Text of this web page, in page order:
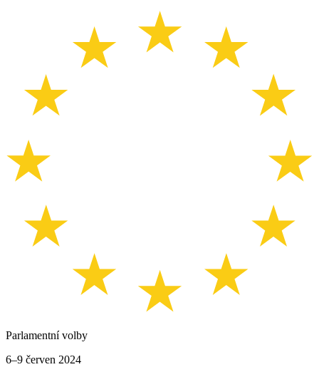
Parlamentní volby
6–9 červen 2024